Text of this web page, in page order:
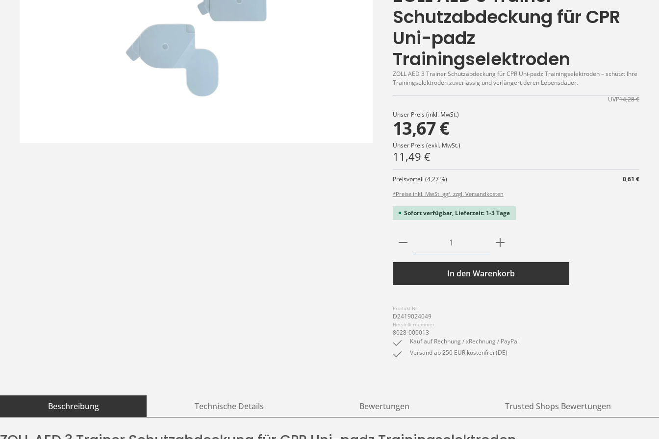
Schutzabdeckung für CPR
Uni-padz
Trainingselektroden
ZOLL AED 3 Trainer Schutzabdeckung für CPR Uni-padz Trainingselektroden – schützt Ihre
Trainingselektroden zuverlässig und verlängert deren Lebensdauer.
UVP14,28 €
Unser Preis (inkl. MwSt.)
13,67 €
Unser Preis (exkl. MwSt.)
11,49 €
Preisvorteil (4,27 %) 0,61 €
*Preise inkl. MwSt. ggf. zzgl. Versandkosten
Sofort verfügbar, Lieferzeit: 1-3 Tage
Produkt Anzahl: Gib den gewünschten Wert
In den Warenkorb
Produkt-Nr.:
D2419024049
Herstellernummer:
8028-000013
Kauf auf Rechnung / xRechnung / PayPal
Versand ab 250 EUR kostenfrei (DE)
Beschreibung Technische Details Bewertungen Trusted Shops Bewertungen